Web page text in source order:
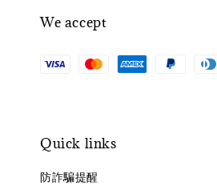
We accept
Quick links
防詐騙提醒